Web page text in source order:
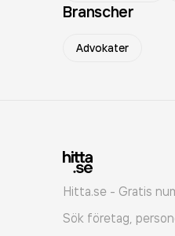
Branscher
Advokater
Hitta.se - Gratis
Sök företag,